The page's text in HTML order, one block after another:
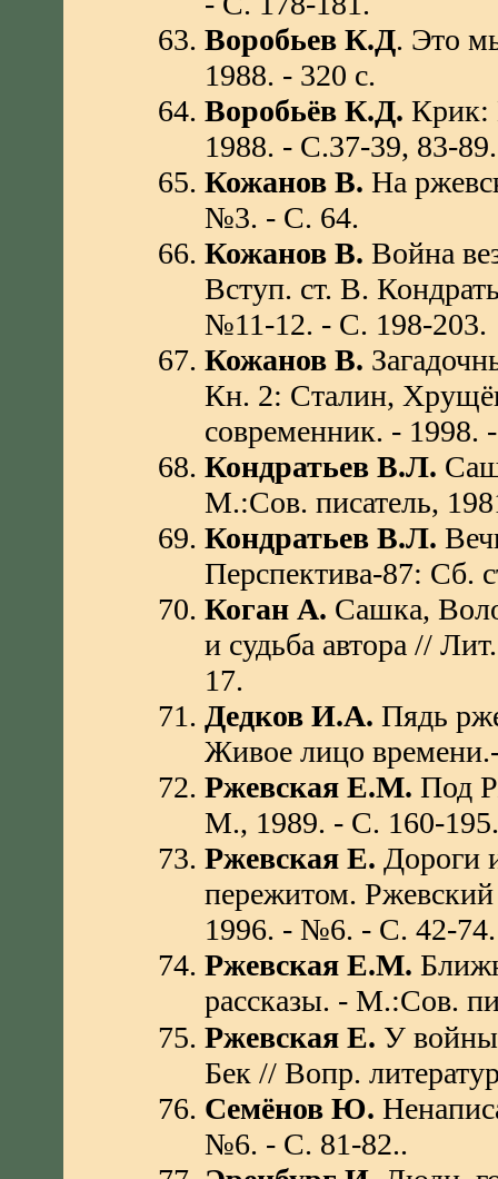
Воробьев К.Д. Это
1988. - 320 с.
Воробьёв К.Д. Крик:
1988. - С.37-39, 83-89.
Кожанов В. На
№3. - С. 64.
Кожанов В. Война
Вступ. ст. В.
№11-12. - С. 198-203.
Кожанов В.
Кн. 2: Сталин,
современник. -
Кондратьев В.Л.
М.:Сов. писатель,
Кондратьев В.Л.
Перспектива-87: Сб.
Коган А. Сашка,
и судьба автора //
17.
Дедков И.А. Пядь
Живое лицо
Ржевская Е.М. Под
М., 1989. - С. 160-195.
Ржевская Е. Дороги
пережитом.
1996. - №6. - С. 42-74.
Ржевская Е.М.
рассказы. - М.:Сов.
Ржевская Е. У
Бек // Вопр.
Семёнов Ю.
№6. - С. 81-82..